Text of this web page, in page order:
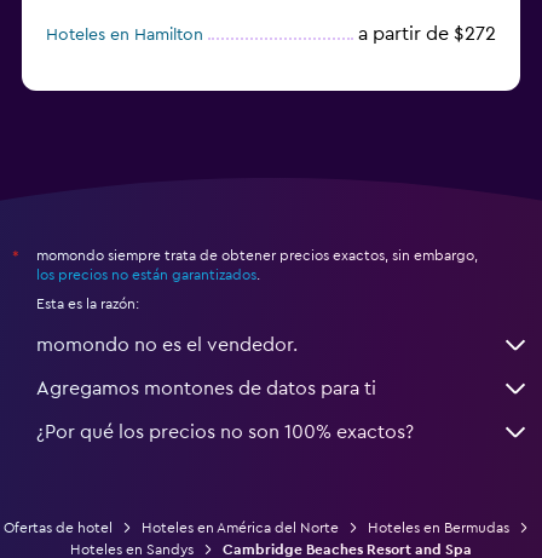
Hoteles en Hamilton a partir de $272
*
momondo siempre trata de obtener precios exactos, sin embargo,
los precios no están garantizados
Esta es la razón:
momondo no es el vendedor.
Agregamos montones de datos para ti
¿Por qué los precios no son 100% exactos?
Ofertas de hotel Hoteles en América del Norte
Hoteles en Bermudas
Hoteles en Sandys
Cambridge Beaches Resort and Spa